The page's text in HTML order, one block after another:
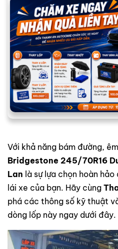
Với khả năng bám đường,
Bridgestone 245/70R16
Lan là sự lựa chọn hoàn
lái xe của bạn. Hãy cùng
phá các thông số kỹ thuật
dòng lốp này ngay dưới đây.